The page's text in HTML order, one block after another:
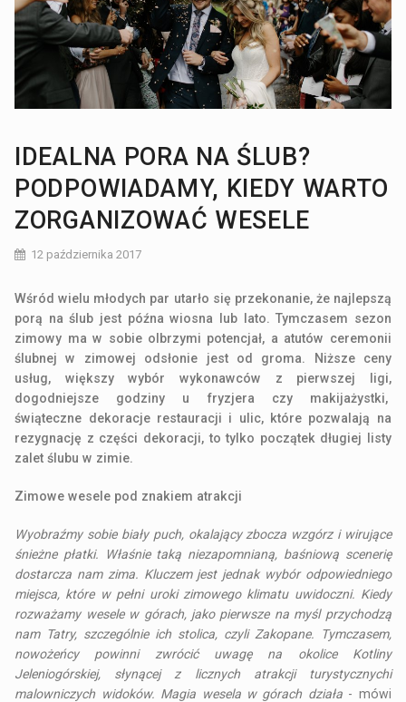
IDEALNA PORA NA ŚLUB?
PODPOWIADAMY, KIEDY WARTO
ZORGANIZOWAĆ WESELE
12 października 2017
Wśród wielu młodych par utarło się przekonanie, że najlepszą
porą na ślub jest późna wiosna lub lato. Tymczasem sezon
zimowy ma w sobie olbrzymi potencjał, a atutów ceremonii
ślubnej w zimowej odsłonie jest od groma. Niższe ceny
usług, większy wybór wykonawców z pierwszej ligi,
dogodniejsze godziny u fryzjera czy makijażystki,
świąteczne dekoracje restauracji i ulic, które pozwalają na
rezygnację z części dekoracji, to tylko początek długiej listy
zalet ślubu w zimie.
Zimowe wesele pod znakiem atrakcji
Wyobraźmy sobie biały puch, okalający zbocza wzgórz i wirujące
śnieżne płatki. Właśnie taką niezapomnianą, baśniową scenerię
dostarcza nam zima. Kluczem jest jednak wybór odpowiedniego
miejsca, które w pełni uroki zimowego klimatu uwidoczni. Kiedy
rozważamy wesele w górach, jako pierwsze na myśl przychodzą
nam Tatry, szczególnie ich stolica, czyli Zakopane. Tymczasem,
nowożeńcy powinni zwrócić uwagę na okolice Kotliny
Jeleniogórskiej, słynącej z licznych atrakcji turystycznychi
malowniczych widoków. Magia wesela w górach działa - mówi